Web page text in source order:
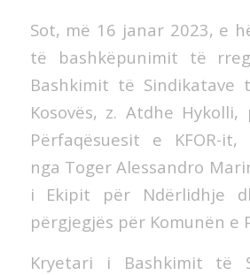
Sot, më 16 janar 2023, e
të bashkëpunimit të
Bashkimit të Sindikatave
Kosovës, z. Atdhe
Përfaqësuesit e KFOR-
nga Toger Alessandro
i Ekipit për Ndërlidhje
përgjegjës për Komunën e
Kryetari i Bashkimit të